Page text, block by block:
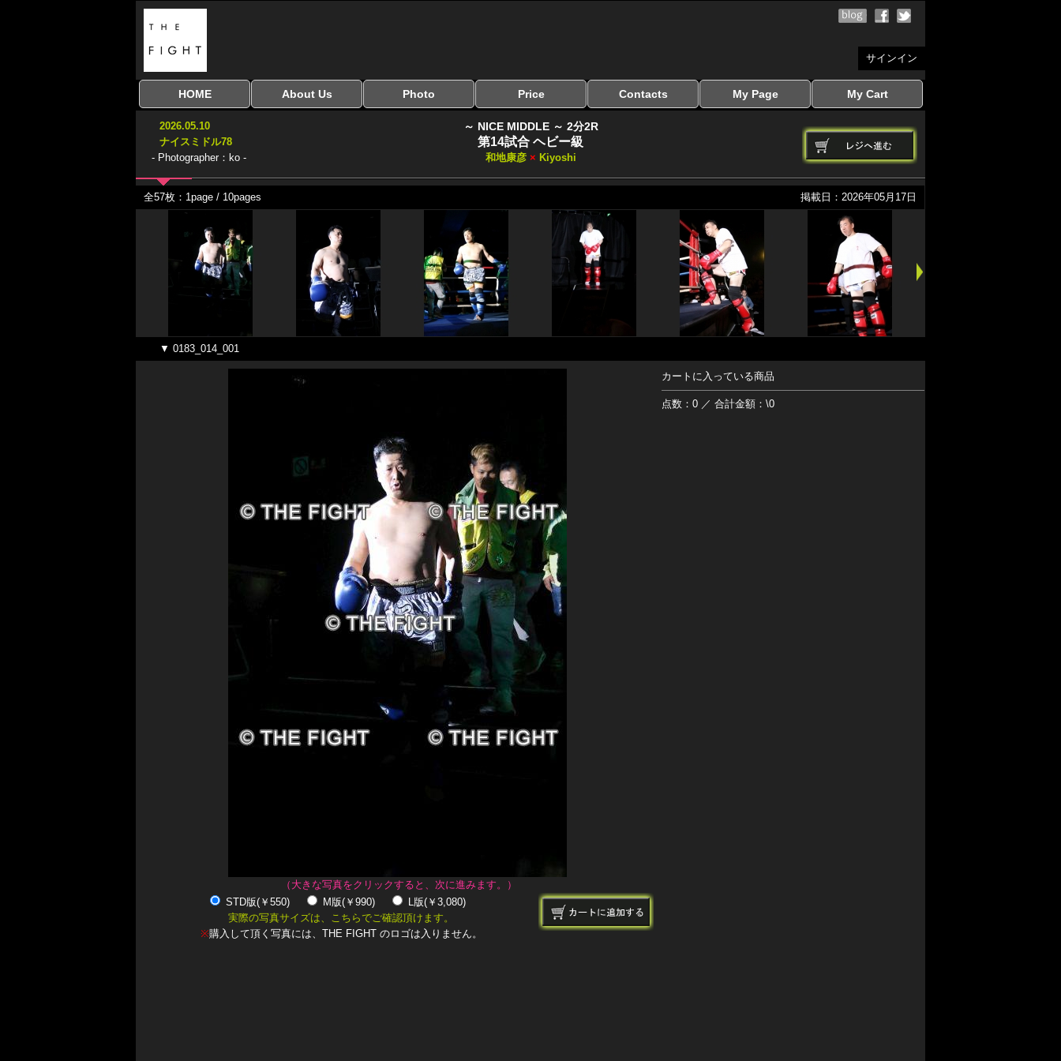
サインイン
HOME
全興行を表示
ナイスミドル
アマチュアキック
協議会
全日本学生キック
建武館キッズ大会
Bigbang
おやじファイト
About Us Photo Price
料金
お支払い方法
Contacts My Page My Cart
カートを見る
2026.05.10
ナイスミドル78
- Photographer：ko -
～ NICE MIDDLE ～ 2分2R
第14試合 ヘビー級
和地康彦 × Kiyoshi
全57枚：1page / 10pages 掲載日：2026年05月17日
▼ 0183_014_001
（大きな写真をクリックすると、次に進みます。）
STD版(￥550)
M版(￥990)
L版(￥3,080)
実際の写真サイズは、こちらでご確認頂けます。
※購入して頂く写真には、THE FIGHT のロゴは入りません。
カートに入っている商品
点数：0 ／ 合計金額：\0